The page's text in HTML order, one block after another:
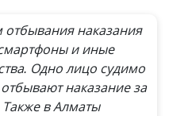
наказания
и иные
Одно лицо судимо
наказание за
в Алматы